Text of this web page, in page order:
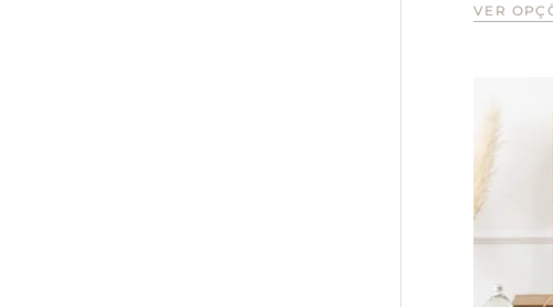
VER